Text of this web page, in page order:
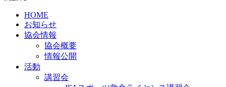
HOME
お知らせ
協会情報
協会概要
情報公開
活動
講習会